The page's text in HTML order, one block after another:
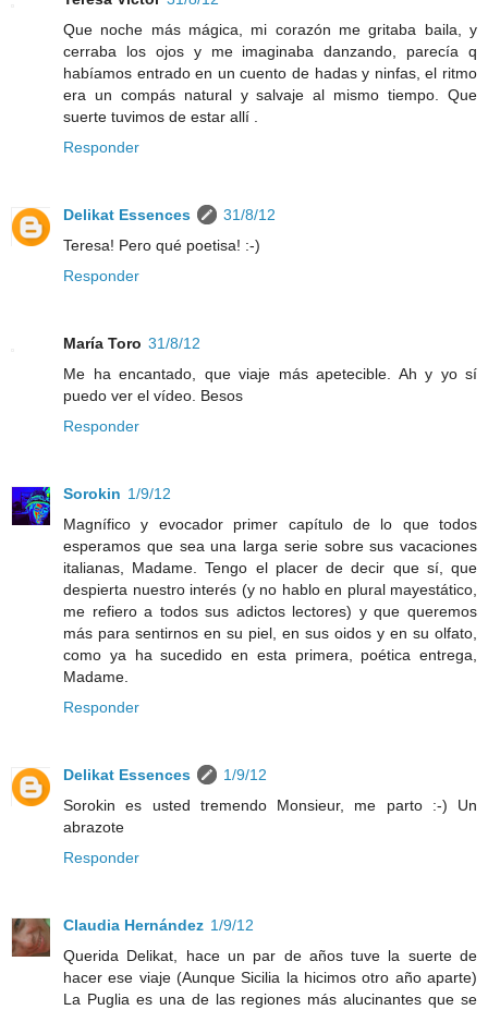
Que noche más mágica, mi corazón me gritaba baila, y
cerraba los ojos y me imaginaba danzando, parecía q
habíamos entrado en un cuento de hadas y ninfas, el ritmo
era un compás natural y salvaje al mismo tiempo. Que
suerte tuvimos de estar allí .
Responder
Delikat Essences
31/8/12
Teresa! Pero qué poetisa! :-)
Responder
María Toro 31/8/12
Me ha encantado, que viaje más apetecible. Ah y yo sí
puedo ver el vídeo. Besos
Responder
Sorokin 1/9/12
Magnífico y evocador primer capítulo de lo que todos
esperamos que sea una larga serie sobre sus vacaciones
italianas, Madame. Tengo el placer de decir que sí, que
despierta nuestro interés (y no hablo en plural mayestático,
me refiero a todos sus adictos lectores) y que queremos
más para sentirnos en su piel, en sus oidos y en su olfato,
como ya ha sucedido en esta primera, poética entrega,
Madame.
Responder
Delikat Essences
1/9/12
Sorokin es usted tremendo Monsieur, me parto :-) Un
abrazote
Responder
Claudia Hernández 1/9/12
Querida Delikat, hace un par de años tuve la suerte de
hacer ese viaje (Aunque Sicilia la hicimos otro año aparte)
La Puglia es una de las regiones más alucinantes que se